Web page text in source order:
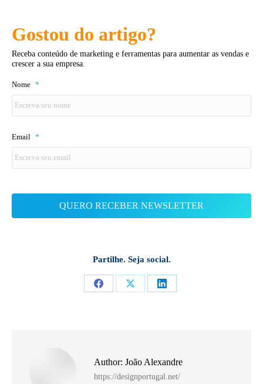
Gostou do artigo?
Receba conteúdo de marketing e ferramentas para aumentar as vendas e
crescer a sua empresa.
Nome *
Email *
Partilhe. Seja social.
Share
Share
Share
Author: João Alexandre
https://designportugal.net/